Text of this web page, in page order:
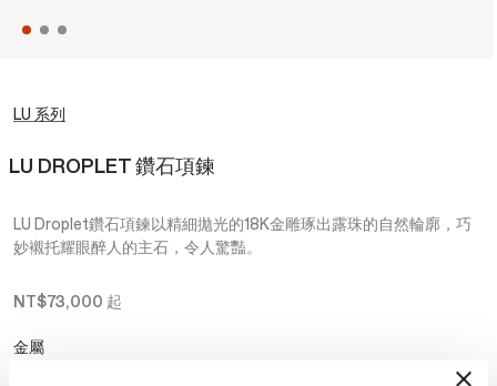
LU 系列
LU DROPLET 鑽石項鍊
LU Droplet鑽石項鍊以精細拋光的18K金雕琢出露珠的自然輪廓，巧
妙襯托耀眼醉人的主石，令人驚豔。
NT$73,000 起
金屬